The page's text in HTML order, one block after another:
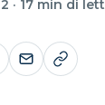
· 17 min di